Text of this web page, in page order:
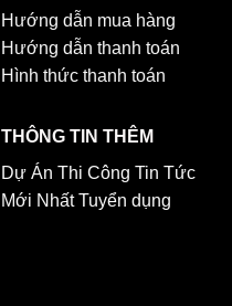
Hướng dẫn mua hàng
Hướng dẫn thanh toán
Hình thức thanh toán
THÔNG TIN THÊM
Dự Án Thi Công Tin Tức
Mới Nhất Tuyển dụng